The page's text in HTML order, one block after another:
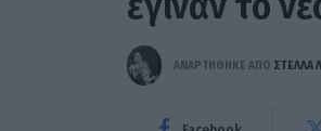
ΑΝΑΡΤΗΘΗΚΕ ΑΠΟ ΣΤΈΛΛΑ